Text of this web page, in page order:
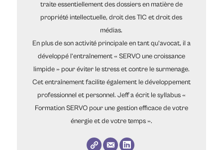
traite essentiellement des dossiers en matière de
propriété intellectuelle, droit des TIC et droit des
médias.
En plus de son activité principale en tant qu’avocat, il a
développé l’entraînement « SERVO une croissance
limpide » pour éviter le stress et contre le surmenage.
Cet entraînement facilite également le développement
professionnel et personnel. Jeff a écrit le syllabus «
Formation SERVO pour une gestion efficace de votre
énergie et de votre temps ».